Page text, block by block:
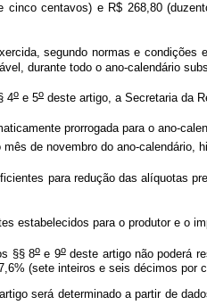
centavos) e R$ 268,80
segundo normas e condições
durante todo o ano-calendário
4o e 5o deste artigo, a Secretaria da
prorrogada para o ano-
de novembro do ano-calendário,
para redução das alíquotas
estabelecidos para o produtor e o
§§ 8oe 9odeste artigo não poderá
(sete inteiros e seis décimos por
será determinado a partir de